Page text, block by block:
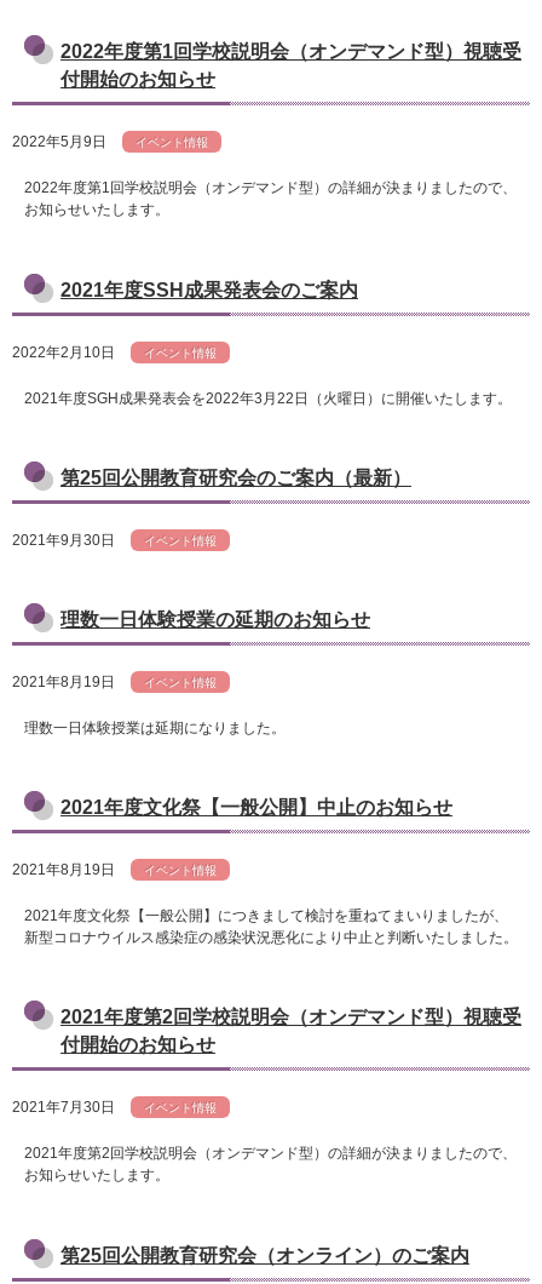
2022年度第1回学校説明会（オンデマンド型）視聴受
付開始のお知らせ
2022年5月9日 イベント情報
2022年度第1回学校説明会（オンデマンド型）の詳細が決まりましたので、
お知らせいたします。
2021年度SSH成果発表会のご案内
2022年2月10日 イベント情報
2021年度SGH成果発表会を2022年3月22日（火曜日）に開催いたします。
第25回公開教育研究会のご案内（最新）
2021年9月30日 イベント情報
理数一日体験授業の延期のお知らせ
2021年8月19日 イベント情報
理数一日体験授業は延期になりました。
2021年度文化祭【一般公開】中止のお知らせ
2021年8月19日 イベント情報
2021年度文化祭【一般公開】につきまして検討を重ねてまいりましたが、
新型コロナウイルス感染症の感染状況悪化により中止と判断いたしました。
2021年度第2回学校説明会（オンデマンド型）視聴受
付開始のお知らせ
2021年7月30日 イベント情報
2021年度第2回学校説明会（オンデマンド型）の詳細が決まりましたので、
お知らせいたします。
第25回公開教育研究会（オンライン）のご案内